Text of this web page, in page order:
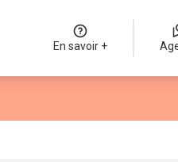
En savoir +